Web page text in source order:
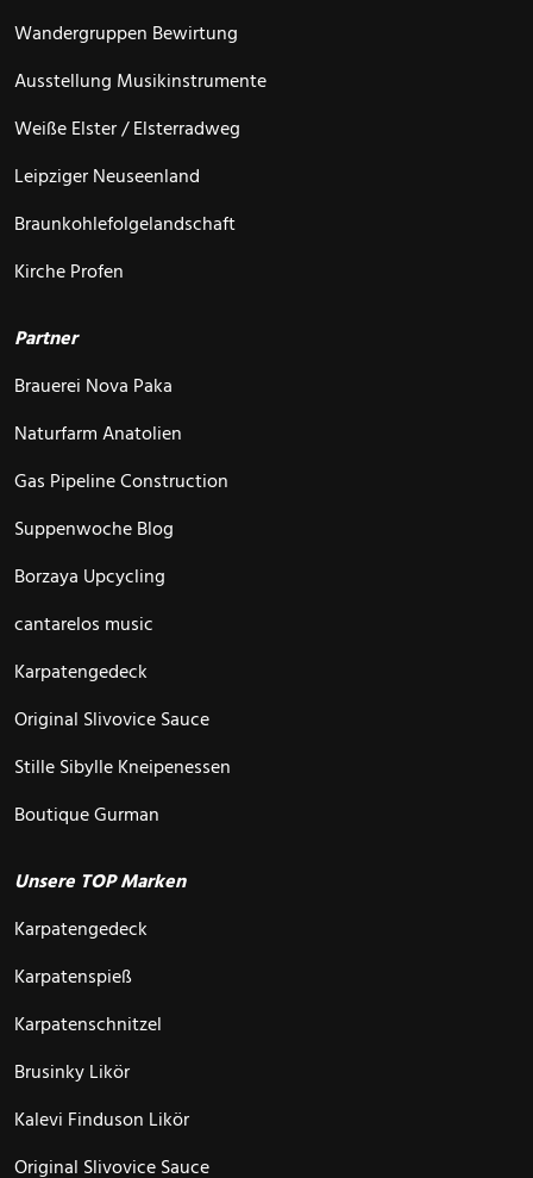
Wandergruppen Bewirtung
Ausstellung Musikinstrumente
Weiße Elster / Elsterradweg
Leipziger Neuseenland
Braunkohlefolgelandschaft
Kirche Profen
Partner
Brauerei Nova Paka
Naturfarm Anatolien
Gas Pipeline Construction
Suppenwoche Blog
Borzaya Upcycling
cantarelos music
Karpatengedeck
Original Slivovice Sauce
Stille Sibylle Kneipenessen
Boutique Gurman
Unsere TOP Marken
Karpatengedeck
Karpatenspieß
Karpatenschnitzel
Brusinky Likör
Kalevi Finduson Likör
Original Slivovice Sauce